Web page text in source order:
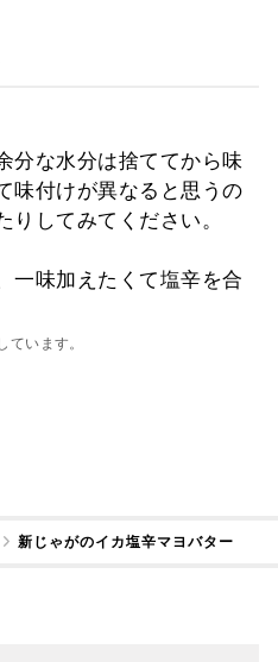
分な水分は捨ててから味
味付けが異なると思うの
してみてください。
一味加えたくて塩辛を合
います。
新じゃがのイカ塩辛マヨバター